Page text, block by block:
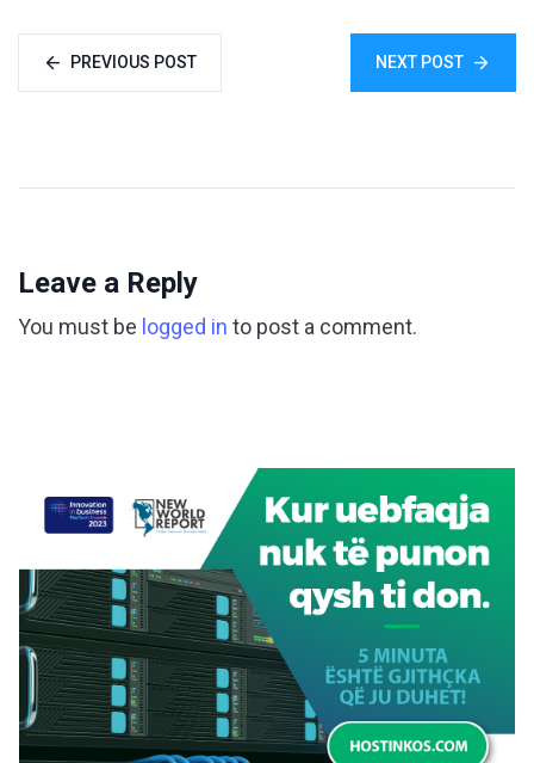
PREVIOUS POST NEXT POST
Leave a Reply
You must be logged in to post a comment.